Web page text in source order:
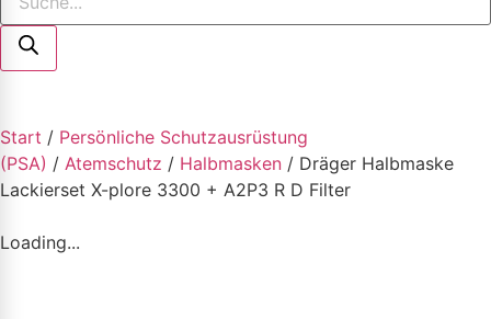
Start / Persönliche Schutzausrüstung
(PSA) / Atemschutz / Halbmasken / Dräger Halbmaske
Lackierset X-plore 3300 + A2P3 R D Filter
Loading...